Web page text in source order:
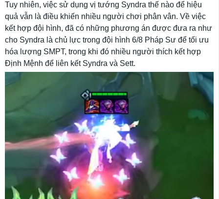
Tuy nhiên, việc sử dụng vị tướng Syndra thế nào để hiệu
quả vẫn là điều khiến nhiều người chơi phân vân. Về việc
kết hợp đội hình, đã có những phương án được đưa ra như
cho Syndra là chủ lực trong đội hình 6/8 Pháp Sư để tối ưu
hóa lượng SMPT, trong khi đó nhiều người thích kết hợp
Định Mệnh để liên kết Syndra và Sett.